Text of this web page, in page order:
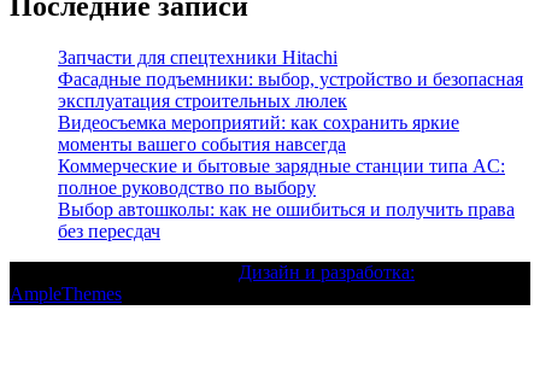
Запчасти для спецтехники Hitachi
Фасадные подъемники: выбор, устройство и безопасная
эксплуатация строительных люлек
Видеосъемка мероприятий: как сохранить яркие
моменты вашего события навсегда
Коммерческие и бытовые зарядные станции типа AC:
полное руководство по выбору
Выбор автошколы: как не ошибиться и получить права
без пересдач
Дизайн и разработка:
AmpleThemes